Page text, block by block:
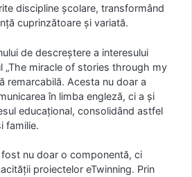
discipline școlare, transformând
cuprinzătoare și variată.
de descreștere a interesului
„The miracle of stories through my
remarcabilă. Acesta nu doar a
în limba engleză, ci a şi
educațional, consolidând astfel
familie.
nu doar o componentă, ci
proiectelor eTwinning. Prin